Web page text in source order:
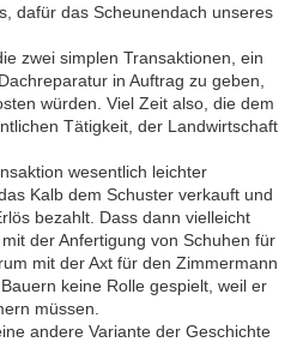
dafür das Scheunendach unseres
zwei simplen Transaktionen, ein
in Auftrag zu geben,
würden. Viel Zeit also, die dem
Tätigkeit, der Landwirtschaft
wesentlich leichter
Kalb dem Schuster verkauft und
bezahlt. Dass dann vielleicht
der Anfertigung von Schuhen für
mit der Axt für den Zimmermann
keine Rolle gespielt, weil er
müssen.
andere Variante der Geschichte